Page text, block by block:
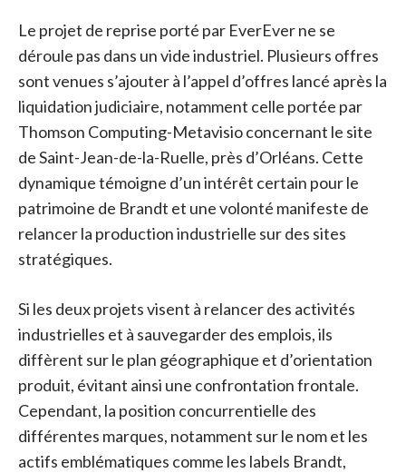
Le projet de reprise porté par EverEver ne se
déroule pas dans un vide industriel. Plusieurs offres
sont venues s’ajouter à l’appel d’offres lancé après la
liquidation judiciaire, notamment celle portée par
Thomson Computing-Metavisio concernant le site
de Saint-Jean-de-la-Ruelle, près d’Orléans. Cette
dynamique témoigne d’un intérêt certain pour le
patrimoine de Brandt et une volonté manifeste de
relancer la production industrielle sur des sites
stratégiques.
Si les deux projets visent à relancer des activités
industrielles et à sauvegarder des emplois, ils
diffèrent sur le plan géographique et d’orientation
produit, évitant ainsi une confrontation frontale.
Cependant, la position concurrentielle des
différentes marques, notamment sur le nom et les
actifs emblématiques comme les labels Brandt,